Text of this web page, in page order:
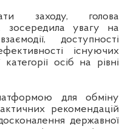
заходу, голова
зосередила увагу на
доступності
існуючих
осіб на рівні
для обміну
рекомендацій
державної